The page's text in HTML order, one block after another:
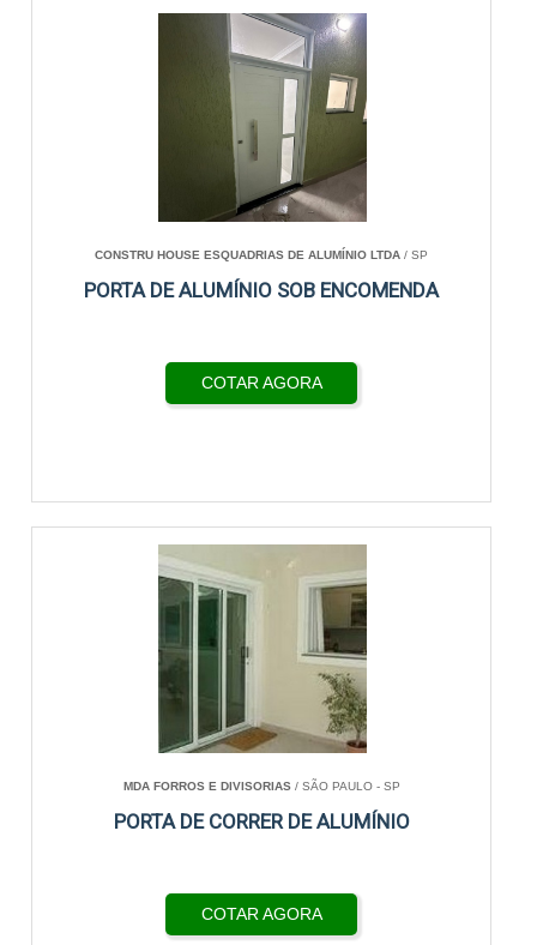
CONSTRU HOUSE ESQUADRIAS DE ALUMÍNIO LTDA / SP
PORTA DE ALUMÍNIO SOB ENCOMENDA
COTAR AGORA
MDA FORROS E DIVISORIAS/ SÃO PAULO - SP
PORTA DE CORRER DE ALUMÍNIO
COTAR AGORA